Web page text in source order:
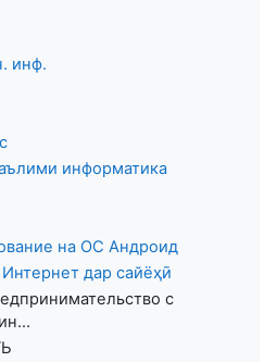
инф.
информатика
на ОС Андроид
дар сайёҳӣ
с